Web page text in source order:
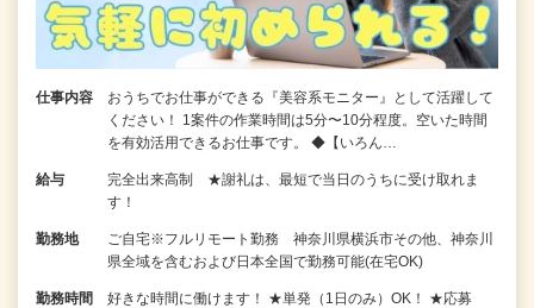
仕事内容
おうちでお仕事ができる『美容系モニター』として活躍して
ください！ 1案件の作業時間は5分〜10分程度。空いた時間
を有効活用できるお仕事です。 ◆【いろん…
給与
完全出来高制 ★謝礼は、最短で当日のうちに受け取れま
す！
勤務地
ご自宅※フルリモート勤務 神奈川県横浜市その他、神奈川
県全域を含むおよび日本全国で勤務可能(在宅OK)
勤務時間
好きな時間に働けます！ ★単発（1日のみ）OK！ ★応募